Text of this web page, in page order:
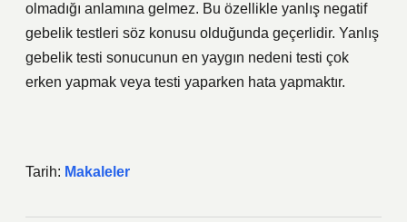
olmadığı anlamına gelmez. Bu özellikle yanlış negatif
gebelik testleri söz konusu olduğunda geçerlidir. Yanlış
gebelik testi sonucunun en yaygın nedeni testi çok
erken yapmak veya testi yaparken hata yapmaktır.
Tarih: Makaleler